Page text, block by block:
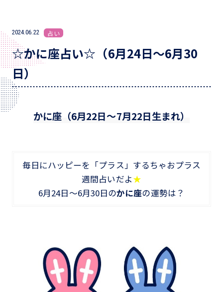
2024.06.22 占い
☆かに座占い☆（6月24日～6月30
日）
かに座（6月22日～7月22日生まれ）
毎日にハッピーを「プラス」するちゃおプラス
週間占いだよ★
6月24日～6月30日のかに座の運勢は？